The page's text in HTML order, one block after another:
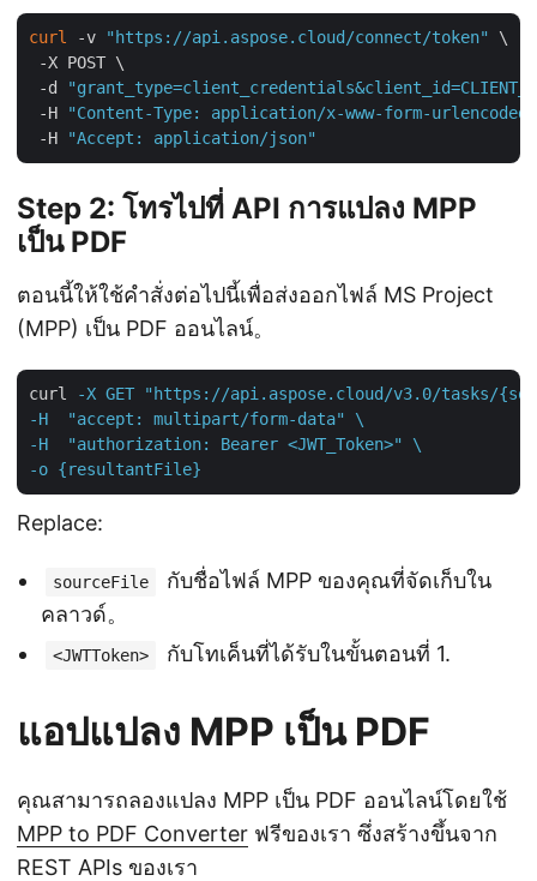
curl -v "https://api.aspose.cloud/connect/token"
\
-X POST \
-d
-H
"Content-Type: application/x-www-form-urlencoded"
-H
"Accept: application/json"
Step 2: โทรไปที่ API การแปลง MPP
เป็น PDF
ตอนนี้ให้ใช้คำสั่งต่อไปนี้เพื่อส่งออกไฟล์ MS Project
(MPP) เป็น PDF ออนไลน์。
curl
-X GET "https://api.aspose.cloud/v3.0/tasks/
-H  "accept: multipart/form-data" \
-H  "authorization: Bearer <JWT_Token>" \
-o {resultantFile}
Replace:
sourceFile
กับชื่อไฟล์ MPP ของคุณที่จัดเก็บใน
คลาวด์。
<JWTToken> กับโทเค็นที่ได้รับในขั้นตอนที่ 1.
แอปแปลง MPP เป็น PDF
คุณสามารถลองแปลง MPP เป็น PDF ออนไลน์โดยใช้
MPP to PDF Converter ฟรีของเรา ซึ่งสร้างขึ้นจาก
REST APIs ของเรา